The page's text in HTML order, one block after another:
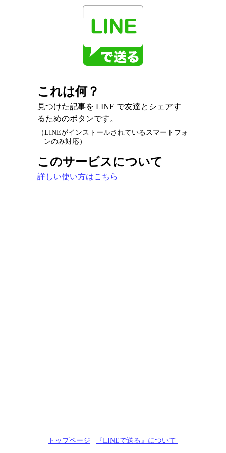
これは何？
見つけた記事を LINE で友達とシェアす
るためのボタンです。
（LINEがインストールされているスマートフォ
ンのみ対応）
このサービスについて
詳しい使い方はこちら
トップページ | 『LINEで送る』について